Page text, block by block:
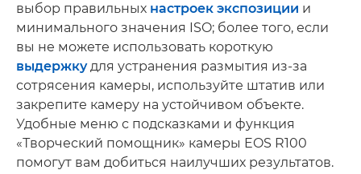
выбор правильных настроек экспозиции и
минимального значения ISO; более того, если
вы не можете использовать короткую
выдержкудля устранения размытия из-за
сотрясения камеры, используйте штатив или
закрепите камеру на устойчивом объекте.
Удобные меню с подсказками и функция
«Творческий помощник» камеры EOS R100
помогут вам добиться наилучших результатов.